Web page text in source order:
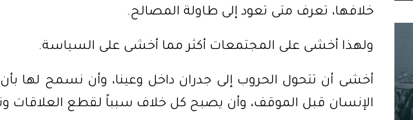
خلافها، تعرف متى تعود إلى طاولة المصالح.
ولهذا أخشى على المجتمعات أكثر مما أخشى على السياسة.
أخشى أن تتحول الحروب إلى جدران داخل وعينا، وأن نسمح لها
الإنسان قبل الموقف، وأن يصبح كل خلاف سبباً لقطع العلاقات